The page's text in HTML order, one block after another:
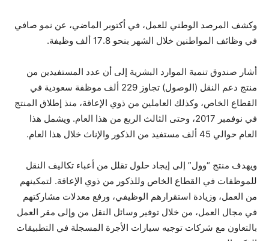
وكشف المرصد الوطني للعمل، في أكتوبر الماضي، عن نمو صافي
في وظائف المواطنين خلال الشهر بنحو 17.8 ألف وظيفة.
أشار صندوق تنمية الموارد البشرية إلى أن عدد المستفيدين من
منتج دعم النقل (الوصول) تجاوز 229 ألف موظفة سعودية في
القطاع الخاص، وكذلك العاملين من ذوي الإعاقة، منذ إطلاق المنتج
في نوفمبر 2017، وحتى الثالث الربع من هذا العام. ويشمل هذا
العام حوالي 45 ألف مستفيد من الذكور والإناث خلال هذا العام.
ويهدف منتج “وول” إلى إيجاد حلول تقلل من أعباء تكاليف النقل
للموظفات في القطاع الخاص وللذكور من ذوي الإعاقة. لتمكينهم
من العمل، وزيادة استقرارهم الوظيفي، ورفع معدلات مشاركتهم
في مجال العمل، من خلال توفير وسائل النقل من وإلى مقر العمل
بالتعاون مع شركات توجيه سيارات الأجرة المسجلة في التطبيقات